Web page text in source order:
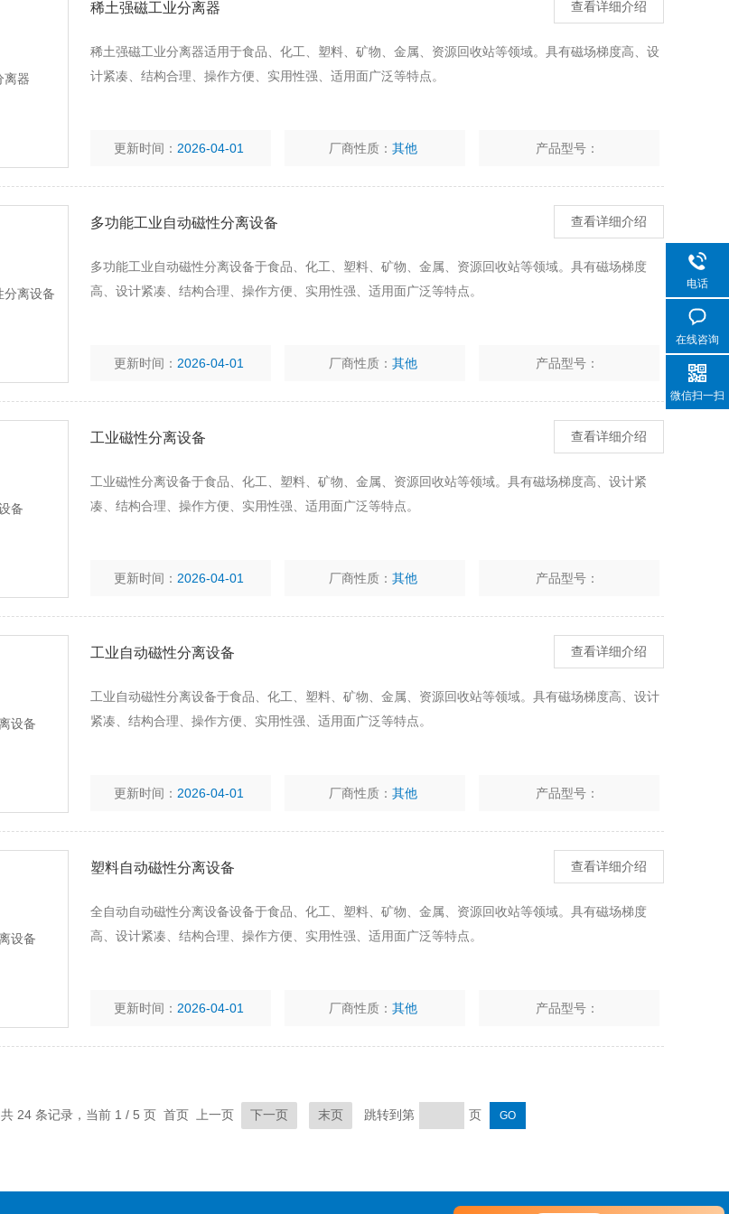
稀土强磁工业分离器 查看详细介绍
稀土强磁工业分离器适用于食品、化工、塑料、矿物、金属、资源回收站等领域。具有磁场梯度高、设
计紧凑、结构合理、操作方便、实用性强、适用面广泛等特点。
更新时间： 2026-04-01 厂商性质：其他 产品型号：
多功能工业自动磁性分离设备 查看详细介绍
多功能工业自动磁性分离设备于食品、化工、塑料、矿物、金属、资源回收站等领域。具有磁场梯度
高、设计紧凑、结构合理、操作方便、实用性强、适用面广泛等特点。
更新时间： 2026-04-01 厂商性质：其他 产品型号：
工业磁性分离设备 查看详细介绍
工业磁性分离设备于食品、化工、塑料、矿物、金属、资源回收站等领域。具有磁场梯度高、设计紧
凑、结构合理、操作方便、实用性强、适用面广泛等特点。
更新时间： 2026-04-01 厂商性质：其他 产品型号：
工业自动磁性分离设备 查看详细介绍
工业自动磁性分离设备于食品、化工、塑料、矿物、金属、资源回收站等领域。具有磁场梯度高、设计
紧凑、结构合理、操作方便、实用性强、适用面广泛等特点。
更新时间： 2026-04-01 厂商性质：其他 产品型号：
塑料自动磁性分离设备 查看详细介绍
全自动自动磁性分离设备设备于食品、化工、塑料、矿物、金属、资源回收站等领域。具有磁场梯度
高、设计紧凑、结构合理、操作方便、实用性强、适用面广泛等特点。
更新时间： 2026-04-01 厂商性质：其他 产品型号：
共 24 条记录，当前 1 / 5 页 首页 上一页 下一页 末页 跳转到第 页
电话
在线咨询
微信扫一扫